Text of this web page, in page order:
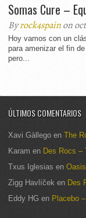
Somas Cure –
Byrock4spainon
Hoy vamos con un
para amenizar el fin
pero...
ÚLTIMOS COMENTARIOS
Xavi Gàllego en The
Karam en Des Rocs –
Txus Iglesias en
Zigg Havlíček en Des
Eddy HG en Placebo